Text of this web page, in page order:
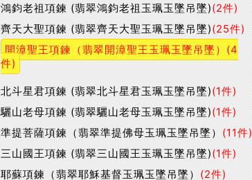
鴻鈞老祖項鍊 (翡翠鴻鈞老祖玉珮玉墜吊墜)(2件)
齊天大聖項鍊 (翡翠齊天大聖玉珮玉墜吊墜)(25件)
開漳聖王項鍊（翡翠開漳聖王玉珮玉墜吊墜） (4
件)
北斗星君項鍊 (翡翠北斗星君玉珮玉墜吊墜)(1件)
驪山老母項鍊 (翡翠驪山老母玉珮玉墜吊墜)(1件)
準提菩薩項鍊（翡翠準提佛母玉珮玉墜吊墜） (11件)
三山國王項鍊 (翡翠三山國王玉珮玉墜吊墜)(1件)
耶蘇項鍊（翡翠耶穌基督玉珮玉墜吊墜） (2件)